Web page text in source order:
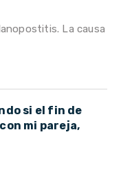
La causa
si el fin de
mi pareja,